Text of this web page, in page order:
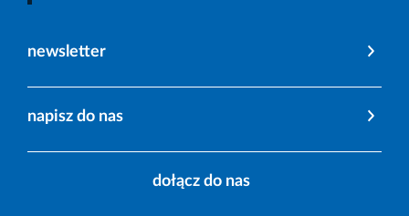
newsletter
napisz do nas
dołącz do nas